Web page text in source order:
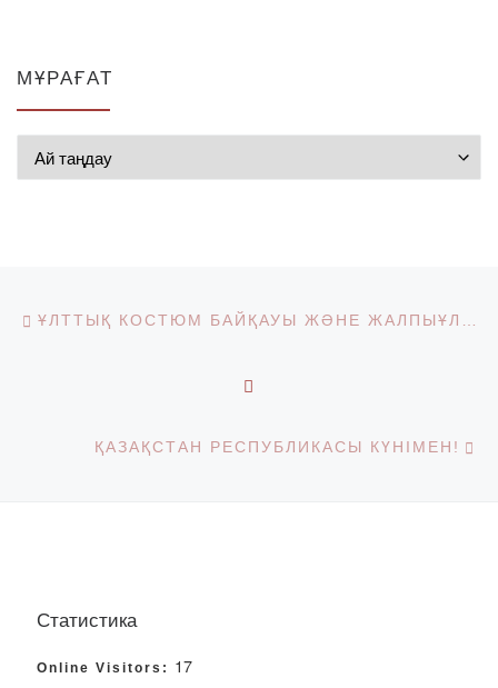
МҰРАҒАТ
Post navigation ҰЛТТЫҚ КОСТЮМ БАЙҚАУЫ ЖӘНЕ ЖАЛПЫҰЛТТЫҚ СТУДЕНТТІК АКЦИЯ
ҚАЗАҚСТАН РЕСПУБЛИКАСЫ КҮНІМЕН!
Статистика
Online Visitors: 17